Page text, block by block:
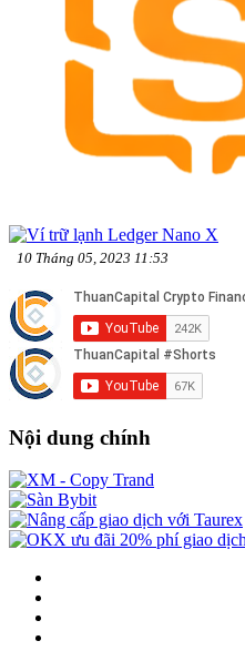
10 Tháng 05, 2023 11:53
Nội dung chính